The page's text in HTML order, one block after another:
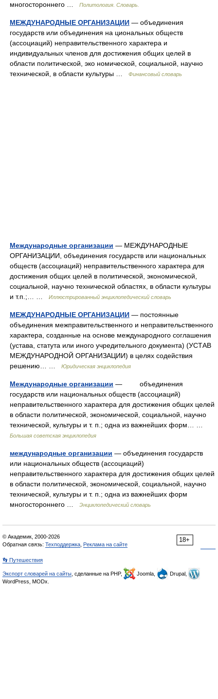
многостороннего …
Политология. Словарь.
МЕЖДУНАРОДНЫЕ ОРГАНИЗАЦИИ — объединения
государств или объединения на циональных обществ
(ассоциаций) неправительственного характера и
индивидуальных членов для достижения общих целей в
области политической, эко номической, социальной, научно
технической, в области культуры …
Финансовый словарь
Международные организации — МЕЖДУНАРОДНЫЕ
ОРГАНИЗАЦИИ, объединения государств или национальных
обществ (ассоциаций) неправительственного характера для
достижения общих целей в политической, экономической,
социальной, научно технической областях, в области культуры
и т.п.;… …
Иллюстрированный энциклопедический словарь
МЕЖДУНАРОДНЫЕ ОРГАНИЗАЦИИ — постоянные
объединения межправительственного и неправительственного
характера, созданные на основе международного соглашения
(устава, статута или иного учредительного документа) (УСТАВ
МЕЖДУНАРОДНОЙ ОРГАНИЗАЦИИ) в целях содействия
решению… …
Юридическая энциклопедия
Международные организации — объединения
государств или национальных обществ (ассоциаций)
неправительственного характера для достижения общих целей
в области политической, экономической, социальной, научно
технической, культуры и т. п.; одна из важнейших форм… …
Большая советская энциклопедия
международные организации — объединения государств
или национальных обществ (ассоциаций)
неправительственного характера для достижения общих целей
в области политической, экономической, социальной, научно
технической, культуры и т. п.; одна из важнейших форм
многостороннего …
Энциклопедический словарь
18+
© Академик, 2000-2026
Обратная связь: Техподдержка Реклама на сайте
👣 Путешествия
Экспорт словарей на сайты , сделанные на PHP, Joomla,
Drupal,
WordPress, MODx.